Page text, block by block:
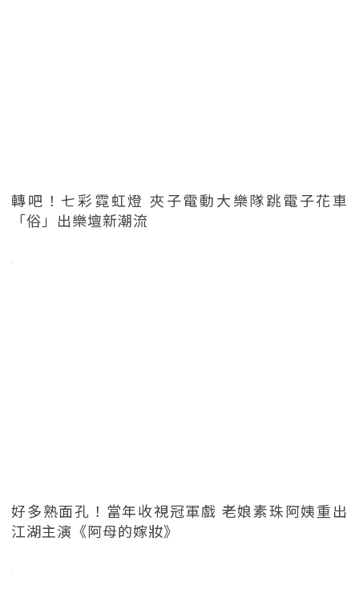
轉吧！七彩霓虹燈 夾子電動大樂隊跳電子花車
「俗」出樂壇新潮流
好多熟面孔！當年收視冠軍戲 老娘素珠阿姨重出
江湖主演《阿母的嫁妝》